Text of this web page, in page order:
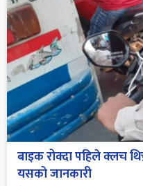
बाइक रोक्दा पहिले क्लच
यसको जानकारी